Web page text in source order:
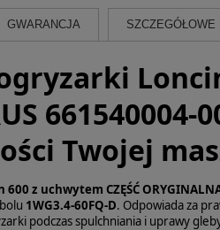
GWARANCJA SZCZEGÓŁOWE
Twojej
z uchwytem CZĘŚĆ
1WG3.4-60FQ-D. Odpowiada za
podczas spulchniania i uprawy